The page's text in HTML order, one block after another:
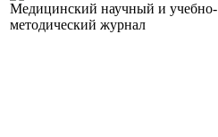
Медицинский научный и учебно-
методический журнал